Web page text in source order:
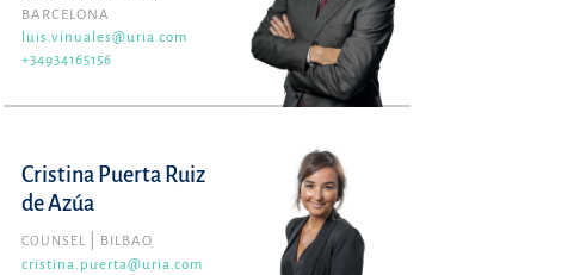
BARCELONA
luis.vinuales@uria.com
+34934165156
Cristina Puerta Ruiz
de Azúa
COUNSEL
BILBAO
cristina.puerta@uria.com